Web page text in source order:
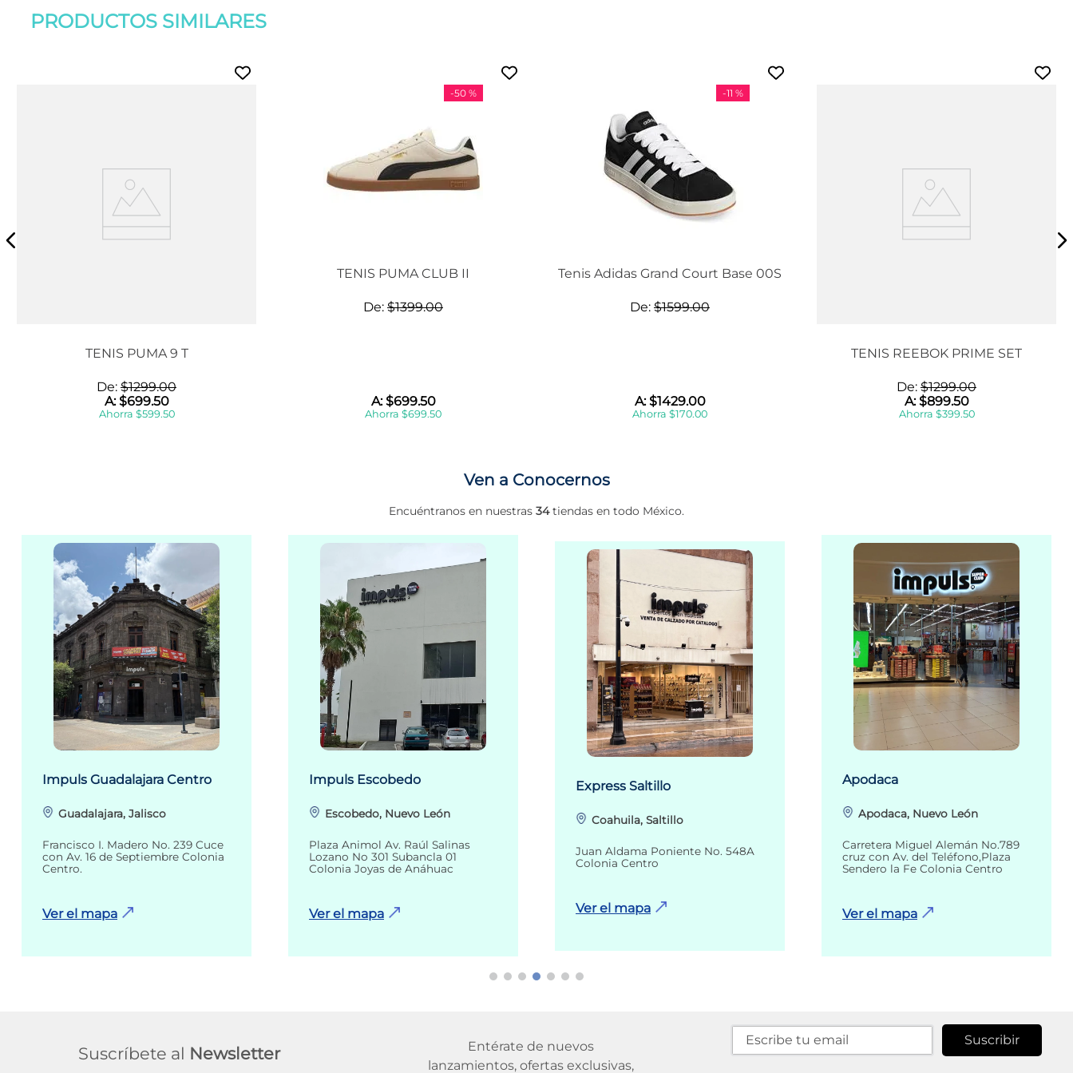
PRODUCTOS SIMILARES
TENIS PUMA 9 T
De: $1299.00
A:$699.50
Ahorra $599.50
-50 %
TENIS PUMA CLUB II
De: $1399.00
A:$699.50
Ahorra $699.50
-11 %
Tenis Adidas Grand Court Base 00S
De: $1599.00
A:$1429.00
Ahorra $170.00
TENIS REEBOK PRIME SET
De: $1299.00
A:$899.50
Ahorra $399.50
Ven a Conocernos
Encuéntranos en nuestras 34tiendas en todo México.
Impuls Guadalajara Centro
Guadalajara, Jalisco
Francisco I. Madero No. 239 Cuce
con Av. 16 de Septiembre Colonia
Centro.
Ver el mapa
Impuls Escobedo
Escobedo, Nuevo León
Plaza Animol Av. Raúl Salinas
Lozano No 301 Subancla 01
Colonia Joyas de Anáhuac
Ver el mapa
Express Saltillo
Coahuila, Saltillo
Juan Aldama Poniente No. 548A
Colonia Centro
Ver el mapa
Apodaca
Apodaca, Nuevo León
Carretera Miguel Alemán No.789
cruz con Av. del Teléfono,Plaza
Sendero la Fe Colonia Centro
Ver el mapa
Suscríbete al Newsletter
Entérate de nuevos
lanzamientos, ofertas exclusivas,
Suscribir